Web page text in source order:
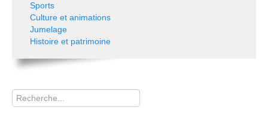
Sports
Culture et animations
Jumelage
Histoire et patrimoine
Rechercher